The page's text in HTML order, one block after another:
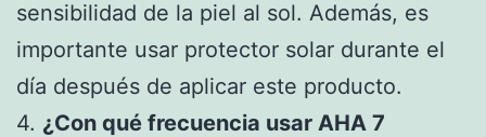
sensibilidad de la piel al sol. Además, es
importante usar protector solar durante el
día después de aplicar este producto.
4. ¿Con qué frecuencia usar AHA 7